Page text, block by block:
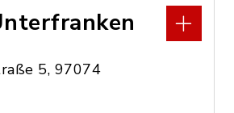
5, 97074